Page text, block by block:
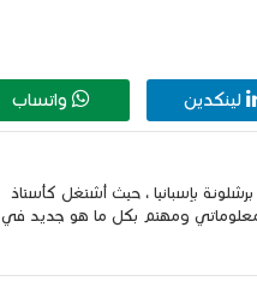
لينكدين واتساب
42 سنة ، أعيش وأعمل في برشلونة بإسبانيا ، حيث أشتغل كأستاذ
ومهتم بكل ما هو جديد في